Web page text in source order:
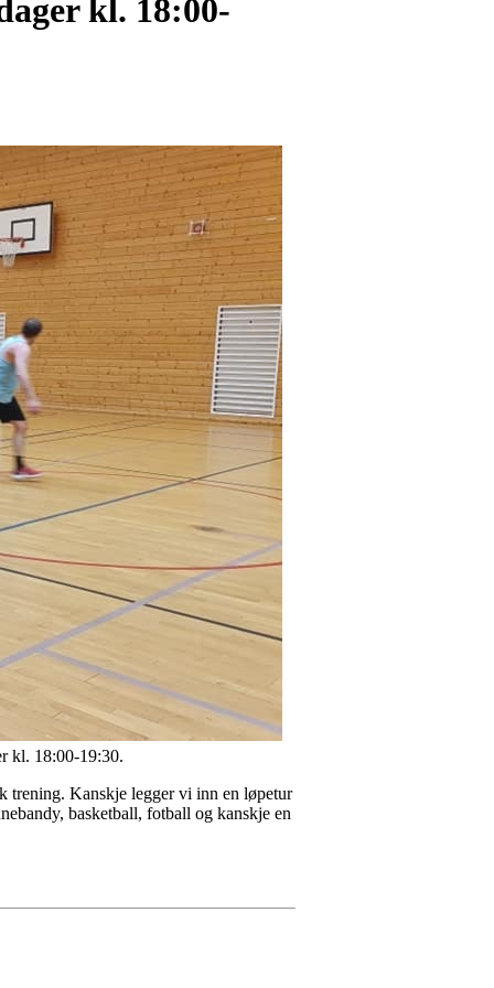
kl. 18:00-
kl. 18:00-19:30.
trening. Kanskje legger vi inn en løpetur
basketball, fotball og kanskje en